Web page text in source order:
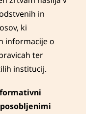
in
ki
informacije o
ter
institucij.